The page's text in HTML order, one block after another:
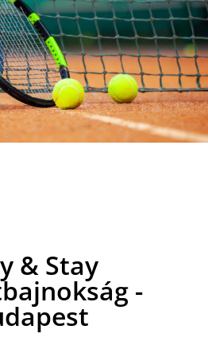
& Stay
-